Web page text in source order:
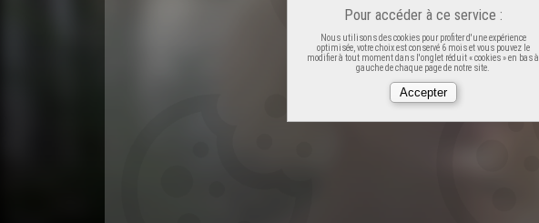
Pour accéder à ce service :
Nous utilisons des cookies pour profiter d'une expérience
optimisée, votre choix est conservé 6 mois et vous pouvez le
modifier à tout moment dans l'onglet réduit « cookies » en bas à
gauche de chaque page de notre site.